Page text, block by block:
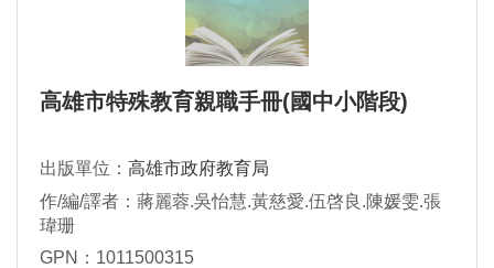
高雄市特殊教育親職手冊(國中小階段)
出版單位： 高雄市政府教育局
作/編/譯者：蔣麗蓉.吳怡慧.黃慈愛.伍啓良.陳媛雯.張
瑋珊
GPN：1011500315